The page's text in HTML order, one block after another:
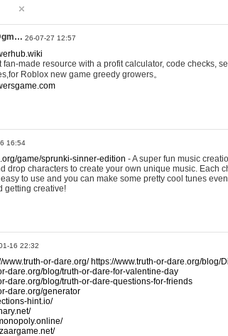
26-07-27 12:57
made resource with a profit calculator, code checks,
Roblox new game greedy growers。
16:54
game/sprunki-sinner-edition - A super fun music
drop characters to create your own unique music. Each
to use and you can make some pretty cool tunes
getting creative!
16 22:32
www.truth-or-dare.org/ https://www.truth-or-dare.org/blog/
dare.org/blog/truth-or-dare-for-valentine-day
dare.org/blog/truth-or-dare-questions-for-friends
dare.org/generator
hint.io/